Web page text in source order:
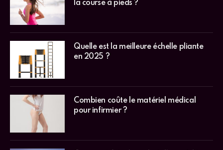
la course à pieds ?
Quelle est la meilleure échelle pliante
en 2025 ?
Combien coûte le matériel médical
pour infirmier ?